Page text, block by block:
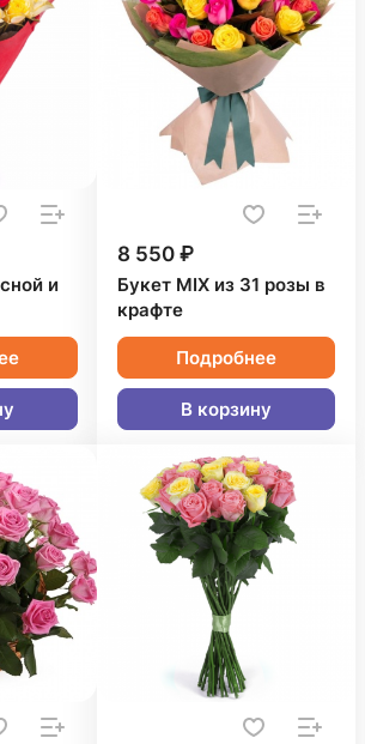
и
8 550 ₽
Букет MIX из 31 розы в
крафте
Подробнее
В корзину